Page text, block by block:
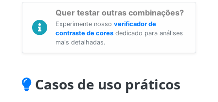
Quer testar outras combinações?
Experimente nosso verificador de
contraste de cores dedicado para análises
mais detalhadas.
Casos de uso práticos